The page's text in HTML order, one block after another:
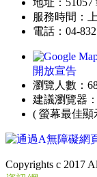
地址：
服務時間：
電話：04-
開放宣告
瀏覽人數：
建議瀏覽器
( 螢幕最佳顯
Copyrights c 2017